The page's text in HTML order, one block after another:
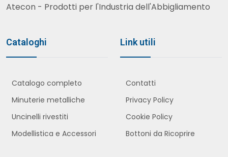
Atecon - Prodotti per l'Industria dell'Abbigliamento
Cataloghi
Catalogo completo
Minuterie metalliche
Uncinelli rivestiti
Modellistica e Accessori
Link utili
Contatti
Privacy Policy
Cookie Policy
Bottoni da Ricoprire